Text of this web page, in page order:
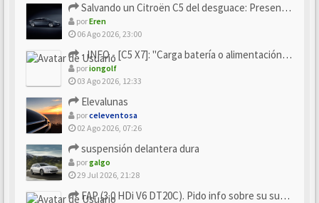
Salvando un Citroën C5 del desguace: Presentación y seguimiento
porEren
06 Ago 2026, 23:00
- INFO - [C5 X7]: "Carga batería o alimentación eléctri...
poriongolf
03 Ago 2026, 12:33
Elevalunas
porceleventosa
02 Ago 2026, 07:26
suspensión delantera dura
porgalgo
29 Jul 2026, 21:28
FAP (3.0 HDi V6 DT20C). Pido info sobre su sustitución